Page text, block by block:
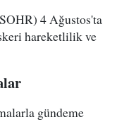
4 Ağustos'ta
hareketlilik ve
gündeme